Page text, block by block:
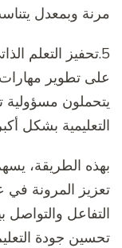
مرنة وبمعدل
5.تحفيز التعلم
على تطوير مهارات
يتحملون مسؤولية
التعليمية بشكل
بهذه الطريقة،
تعزيز المرونة في
التفاعل
تحسين جودة